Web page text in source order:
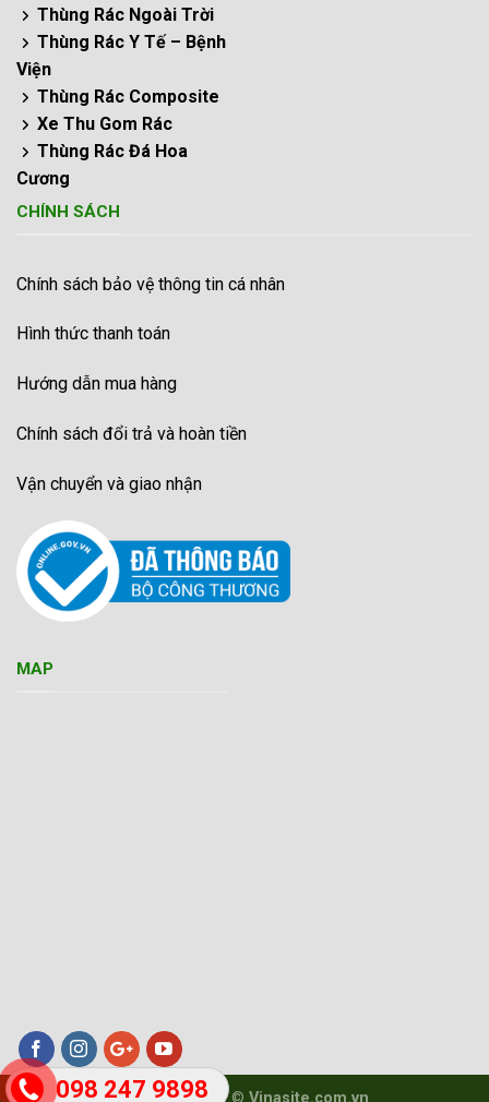
098 247 9898
Thùng Rác Ngoài Trời
Thùng Rác Y Tế – Bệnh
Viện
Thùng Rác Composite
Xe Thu Gom Rác
Thùng Rác Đá Hoa
Cương
CHÍNH SÁCH
Chính sách bảo vệ thông tin cá nhân
Hình thức thanh toán
Hướng dẫn mua hàng
Chính sách đổi trả và hoàn tiền
Vận chuyển và giao nhận
MAP
Copyright 2008 © Vinasite.com.vn